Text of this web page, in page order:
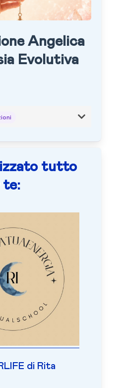
Angelica
Evolutiva
tutto
te:
di Rita